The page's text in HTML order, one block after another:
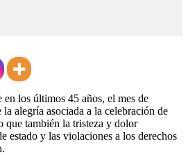
en los últimos 45 años, el mes de
alegría asociada a la celebración de
que también la tristeza y dolor
estado y las violaciones a los derechos